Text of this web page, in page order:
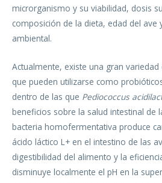
microrganismo y su viabilidad, dosis
composición de la dieta, edad del ave
ambiental.
Actualmente, existe una gran
que pueden utilizarse como
dentro de las que Pediococcus
beneficios sobre la salud intestinal de
bacteria homofermentativa produce
ácido láctico L+ en el intestino de las
digestibilidad del alimento y la
disminuye localmente el pH en la